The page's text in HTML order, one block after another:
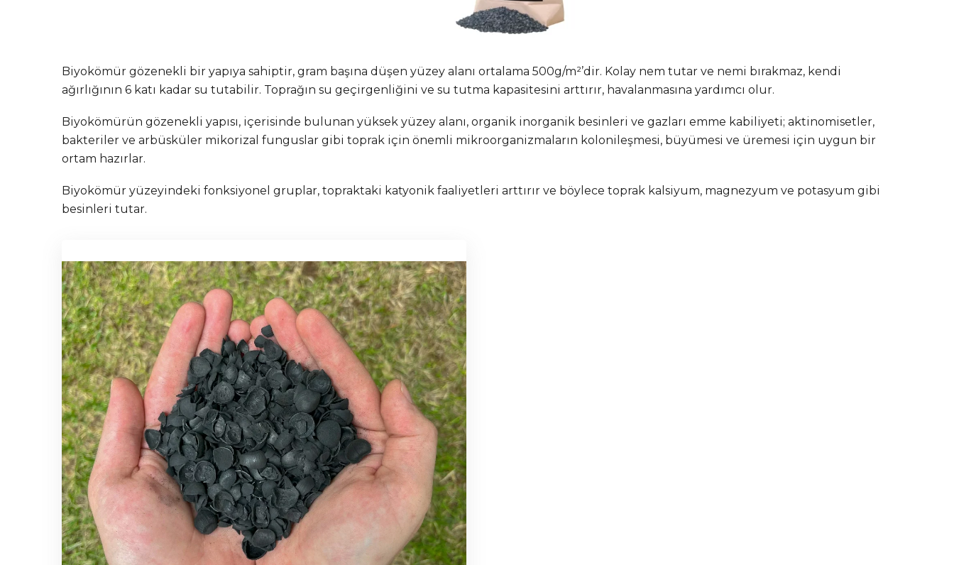
Biyokömür gözenekli bir yapıya sahiptir, gram başına düşen yüzey alanı ortalama 500g/m²’dir. Kolay nem tutar ve nemi bırakmaz, kendi
ağırlığının 6 katı kadar su tutabilir. Toprağın su geçirgenliğini ve su tutma kapasitesini arttırır, havalanmasına yardımcı olur.
Biyokömürün gözenekli yapısı, içerisinde bulunan yüksek yüzey alanı, organik inorganik besinleri ve gazları emme kabiliyeti; aktinomisetler,
bakteriler ve arbüsküler mikorizal funguslar gibi toprak için önemli mikroorganizmaların kolonileşmesi, büyümesi ve üremesi için uygun bir
ortam hazırlar.
Biyokömür yüzeyindeki fonksiyonel gruplar, topraktaki katyonik faaliyetleri arttırır ve böylece toprak kalsiyum, magnezyum ve potasyum gibi
besinleri tutar.